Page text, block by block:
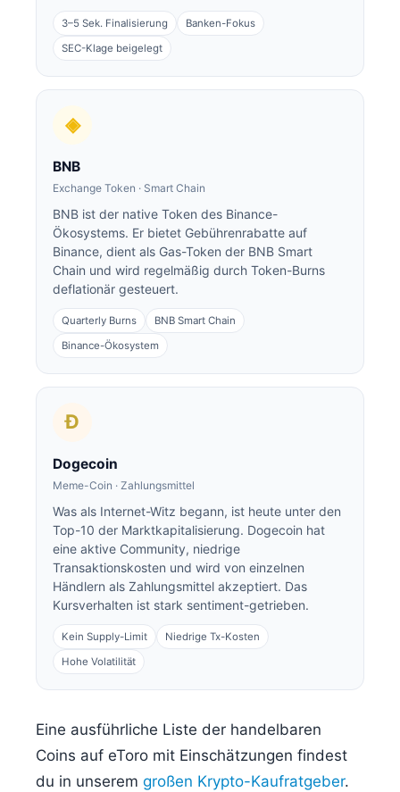
3–5 Sek. Finalisierung
Banken-Fokus
SEC-Klage beigelegt
◈
BNB
Exchange Token · Smart Chain
BNB ist der native Token des Binance-
Ökosystems. Er bietet Gebührenrabatte auf
Binance, dient als Gas-Token der BNB Smart
Chain und wird regelmäßig durch Token-Burns
deflationär gesteuert.
Quarterly Burns
BNB Smart Chain
Binance-Ökosystem
Ð
Dogecoin
Meme-Coin · Zahlungsmittel
Was als Internet-Witz begann, ist heute unter den
Top-10 der Marktkapitalisierung. Dogecoin hat
eine aktive Community, niedrige
Transaktionskosten und wird von einzelnen
Händlern als Zahlungsmittel akzeptiert. Das
Kursverhalten ist stark sentiment-getrieben.
Kein Supply-Limit
Niedrige Tx-Kosten
Hohe Volatilität
Eine ausführliche Liste der handelbaren
Coins auf eToro mit Einschätzungen findest
du in unserem großen Krypto-Kaufratgeber.